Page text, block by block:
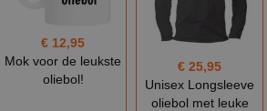
€ 12,95
Mok voor de leukste
oliebol!
€ 25,95
Unisex Longsleeve
oliebol met leuke